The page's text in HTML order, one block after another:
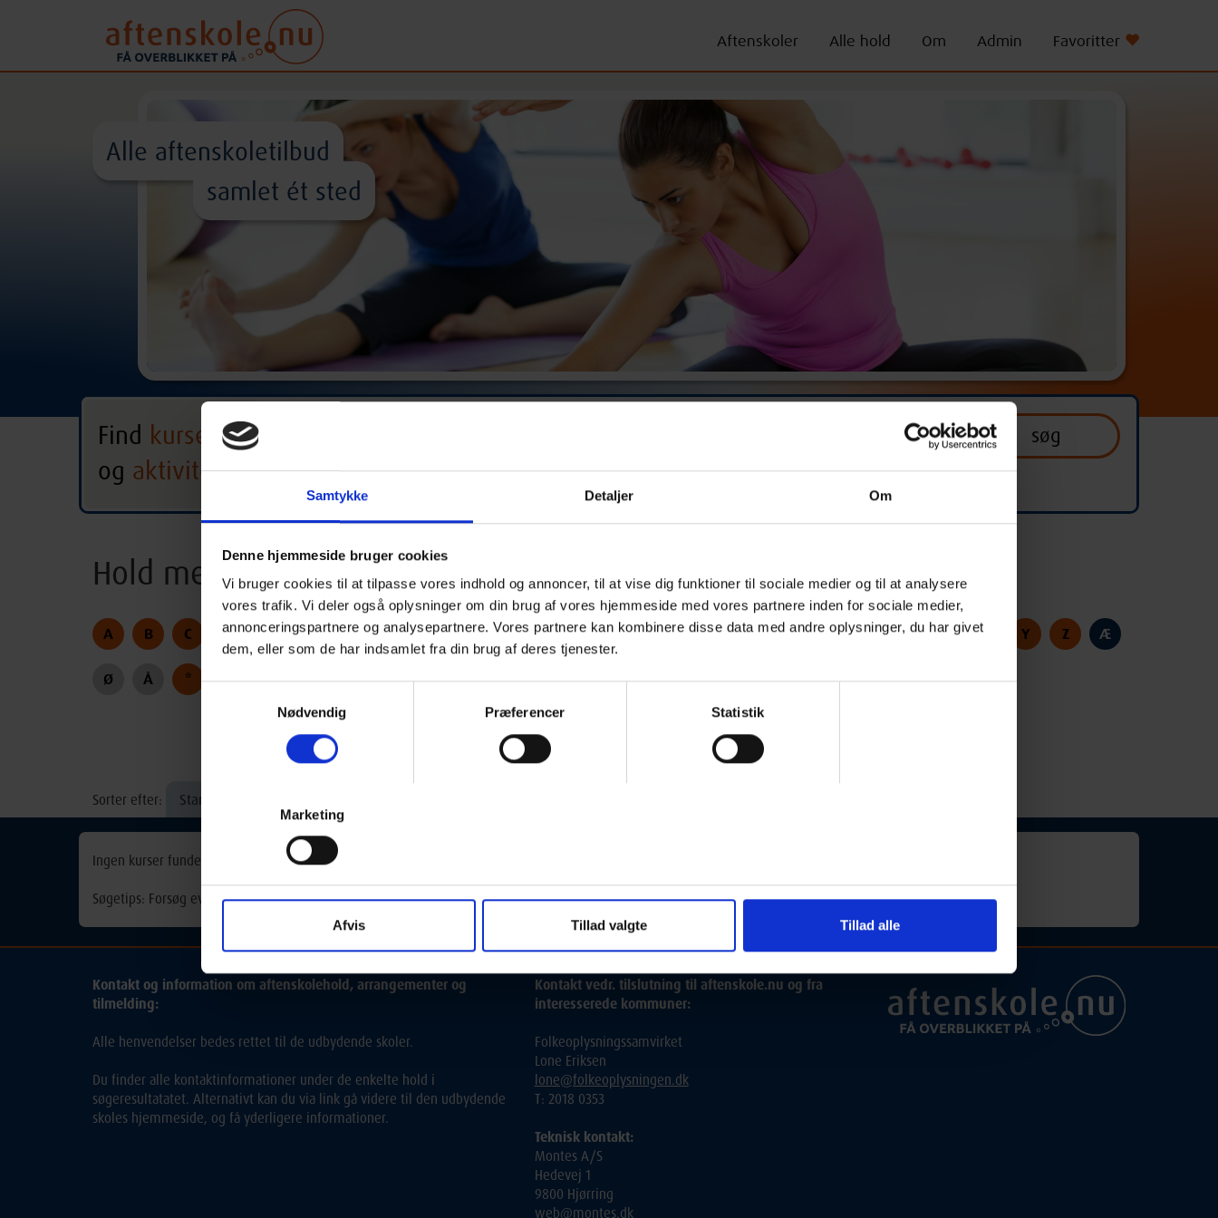
Samtykke Detaljer Om
Denne hjemmeside bruger cookies
Vi bruger cookies til at tilpasse vores indhold og annoncer, til at vise dig funktioner til sociale medier og til at analysere
vores trafik. Vi deler også oplysninger om din brug af vores hjemmeside med vores partnere inden for sociale medier,
annonceringspartnere og analysepartnere. Vores partnere kan kombinere disse data med andre oplysninger, du har givet
dem, eller som de har indsamlet fra din brug af deres tjenester.
Samtykkevalg
Nødvendig
Præferencer Statistik
Marketing
Afvis Tillad valgte Tillad alle
Aftenskoler Alle hold Om Admin Favoritter
Alle aftenskoletilbud
samlet ét sted
Find kurser
og aktiviteter
Alle hold
Hold med begyndelsesbogstav "Æ"
A B C D E F G H I J K L M N O P Q R S T U V X Y Z Æ
Ø Å *
< Gå til Z Gå til * >
Sorter efter: Startdato
Ingen kurser fundet
Søgetips: Forsøg eventuelt med et synonym for søgeordet, eller søgeordet i en kortere sproglig form (fx. "engelsk" i stedet for "engelskundervisning").
Kontakt og information om aftenskolehold, arrangementer og
tilmelding:
Alle henvendelser bedes rettet til de udbydende skoler.
Du finder alle kontaktinformationer under de enkelte hold i
søgeresultatatet. Alternativt kan du via link gå videre til den udbydende
skoles hjemmeside, og få yderligere informationer.
Kontakt vedr. tilslutning til aftenskole.nu og fra
interesserede kommuner:
Folkeoplysningssamvirket
Lone Eriksen
lone@folkeoplysningen.dk
T: 2018 0353
Teknisk kontakt:
Montes A/S
Hedevej 1
9800 Hjørring
web@montes.dk